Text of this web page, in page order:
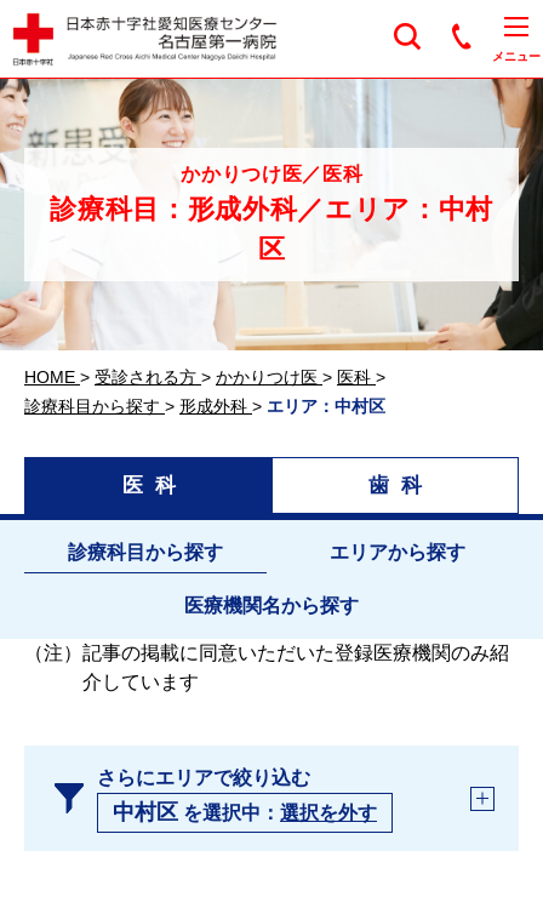
メニュー
かかりつけ医／医科
診療科目：形成外科／エリア：中村
区
HOME > 受診される方 > かかりつけ医 > 医科 >
診療科目から探す > 形成外科 > エリア：中村区
医科 歯科
診療科目から探す エリアから探す
医療機関名から探す
（注） 記事の掲載に同意いただいた登録医療機関のみ紹
介しています
さらにエリアで絞り込む
中村区 を選択中： 選択を外す